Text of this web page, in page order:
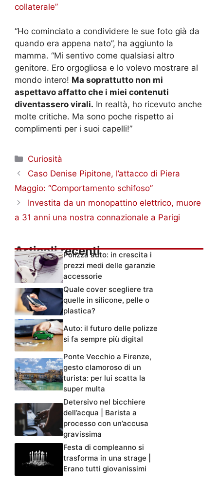
collaterale”
“Ho cominciato a condividere le sue foto già da
quando era appena nato”, ha aggiunto la
mamma. “Mi sentivo come qualsiasi altro
genitore. Ero orgogliosa e lo volevo mostrare al
mondo intero! Ma soprattutto non mi
aspettavo affatto che i miei contenuti
diventassero virali. In realtà, ho ricevuto anche
molte critiche. Ma sono poche rispetto ai
complimenti per i suoi capelli!”
Categorie
Curiosità
Caso Denise Pipitone, l’attacco di Piera
Maggio: “Comportamento schifoso”
Investita da un monopattino elettrico, muore
a 31 anni una nostra connazionale a Parigi
Articoli recentiPolizza auto: in crescita i
prezzi medi delle garanzie
accessorie
Quale cover scegliere tra
quelle in silicone, pelle o
plastica?
Auto: il futuro delle polizze
si fa sempre più digital
Ponte Vecchio a Firenze,
gesto clamoroso di un
turista: per lui scatta la
super multa
Detersivo nel bicchiere
dell’acqua | Barista a
processo con un’accusa
gravissima
Festa di compleanno si
trasforma in una strage |
Erano tutti giovanissimi